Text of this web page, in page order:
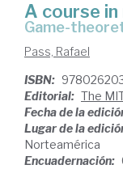
A course
game-
Pass, Rafael
ISBN:
Editorial: The
Fecha de la
Lugar de la
Norteamérica
Encuadernación: